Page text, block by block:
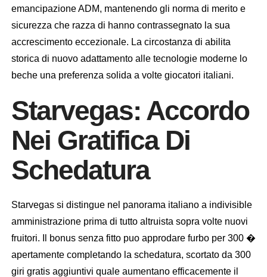
emancipazione ADM, mantenendo gli norma di merito e
sicurezza che razza di hanno contrassegnato la sua
accrescimento eccezionale. La circostanza di abilita
storica di nuovo adattamento alle tecnologie moderne lo
beche una preferenza solida a volte giocatori italiani.
Starvegas: Accordo
Nei Gratifica Di
Schedatura
Starvegas si distingue nel panorama italiano a indivisible
amministrazione prima di tutto altruista sopra volte nuovi
fruitori. Il bonus senza fitto puo approdare furbo per 300 �
apertamente completando la schedatura, scortato da 300
giri gratis aggiuntivi quale aumentano efficacemente il